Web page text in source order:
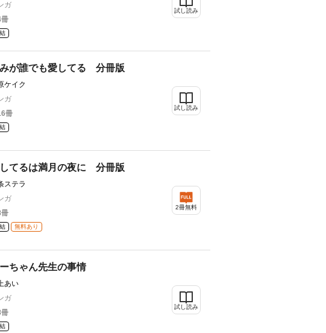
ガ
試し読み
が誰でも愛してる 分冊版
ケイク
ガ
冊
試し読み
てるは満月の夜に 分冊版
ステラ
ガ
無料あり
2冊無料
ちゃん先生の事情
あい
ガ
試し読み